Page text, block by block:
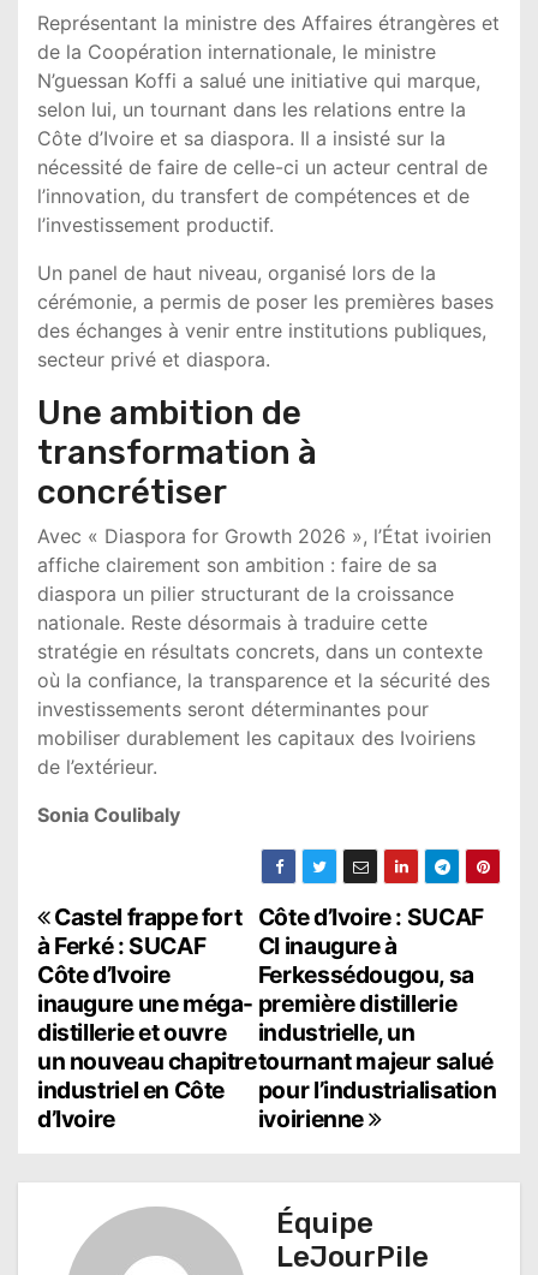
Représentant la ministre des Affaires étrangères et
de la Coopération internationale, le ministre
N’guessan Koffi a salué une initiative qui marque,
selon lui, un tournant dans les relations entre la
Côte d’Ivoire et sa diaspora. Il a insisté sur la
nécessité de faire de celle-ci un acteur central de
l’innovation, du transfert de compétences et de
l’investissement productif.
Un panel de haut niveau, organisé lors de la
cérémonie, a permis de poser les premières bases
des échanges à venir entre institutions publiques,
secteur privé et diaspora.
Une ambition de
transformation à
concrétiser
Avec « Diaspora for Growth 2026 », l’État ivoirien
affiche clairement son ambition : faire de sa
diaspora un pilier structurant de la croissance
nationale. Reste désormais à traduire cette
stratégie en résultats concrets, dans un contexte
où la confiance, la transparence et la sécurité des
investissements seront déterminantes pour
mobiliser durablement les capitaux des Ivoiriens
de l’extérieur.
Sonia Coulibaly
N
a
v
i
g
Côte d’Ivoire : SUCAF
CI inaugure à
Ferkessédougou, sa
première distillerie
industrielle, un
tournant majeur salué
pour l’industrialisation
ivoirienne
Castel frappe fort
à Ferké : SUCAF
Côte d’Ivoire
inaugure une méga-
distillerie et ouvre
un nouveau chapitre
industriel en Côte
d’Ivoire
Équipe
LeJourPile